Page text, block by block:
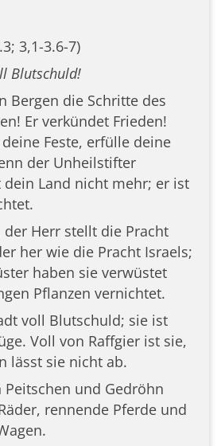
3,1-3.6-7)
Blutschuld!
Bergen die Schritte des
Er verkündet Frieden!
Feste, erfülle deine
der Unheilstifter
Land nicht mehr; er ist
Herr stellt die Pracht
her wie die Pracht Israels;
haben sie verwüstet
Pflanzen vernichtet.
voll Blutschuld; sie ist
Voll von Raffgier ist sie,
lässt sie nicht ab.
Peitschen und Gedröhn
rennende Pferde und